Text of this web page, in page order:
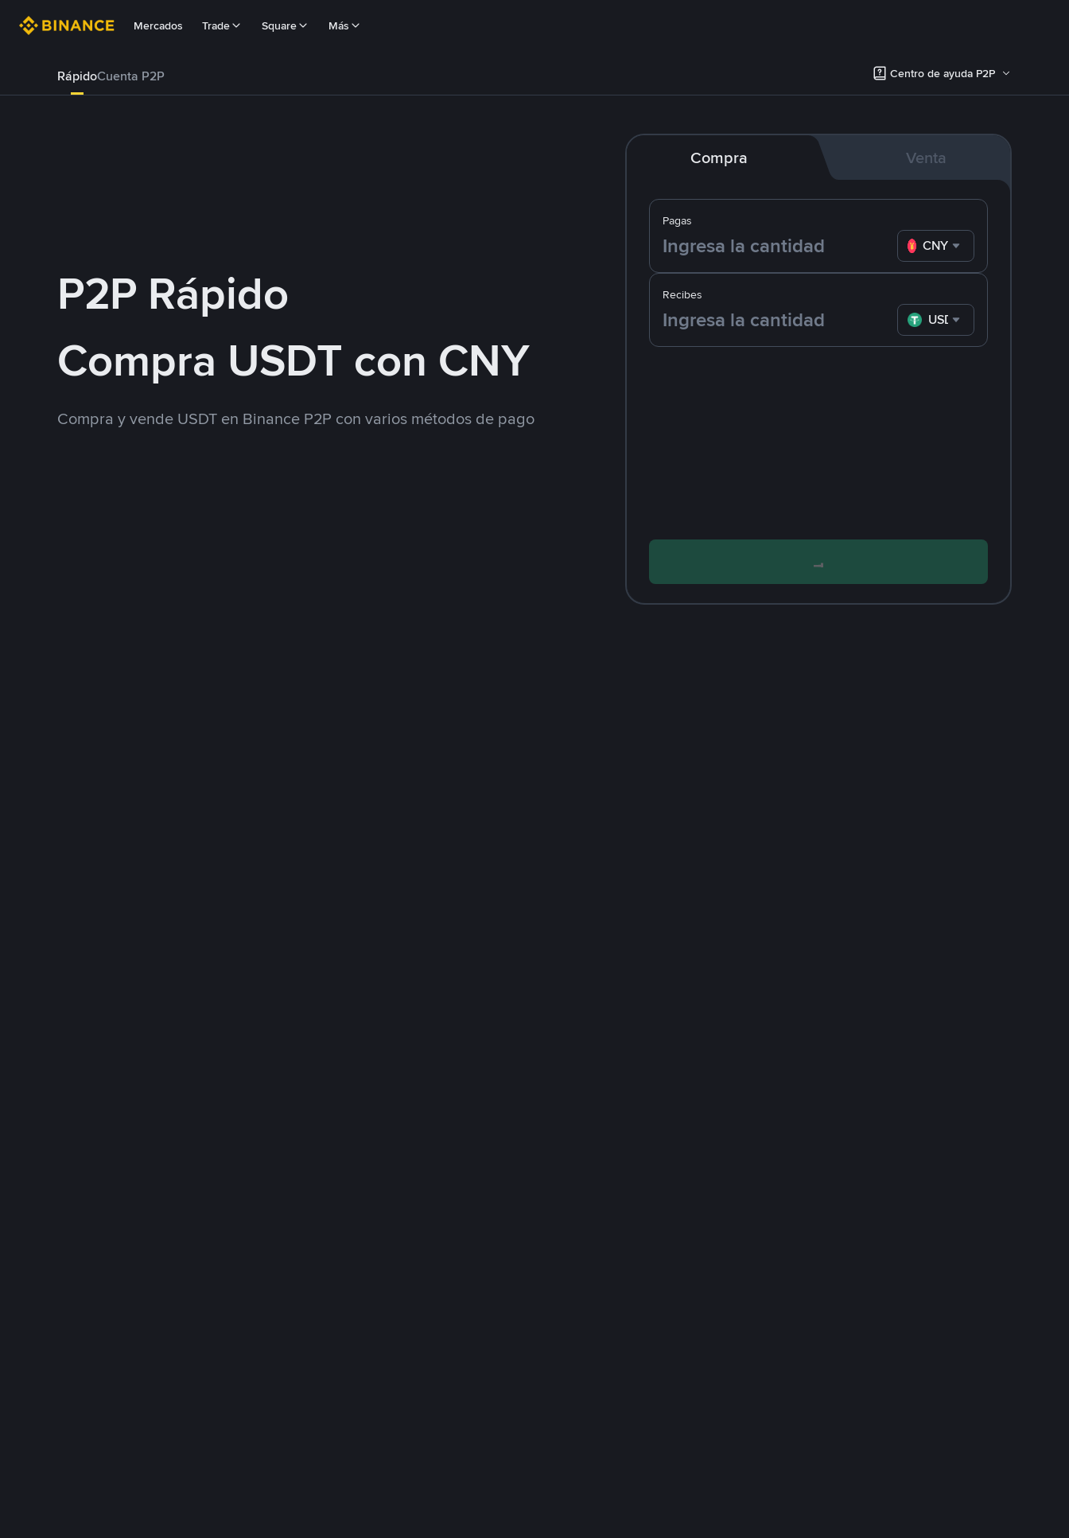
Mercados Trade Square Más
RápidoCuenta P2P Centro de ayuda P2P
P2P Rápido
Compra USDT con CNY
Compra y vende USDT en Binance P2P con varios métodos de pago
Compra Venta
Pagas
CNY
Recibes
USDT